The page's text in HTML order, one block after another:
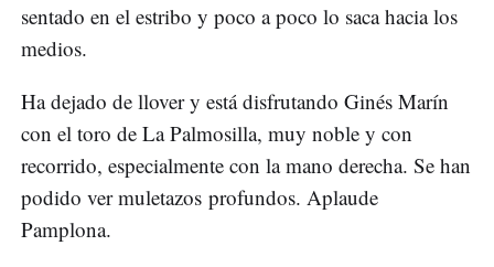
sentado en el estribo y poco a poco lo saca hacia los
medios.
Ha dejado de llover y está disfrutando Ginés Marín
con el toro de La Palmosilla, muy noble y con
recorrido, especialmente con la mano derecha. Se han
podido ver muletazos profundos. Aplaude
Pamplona.